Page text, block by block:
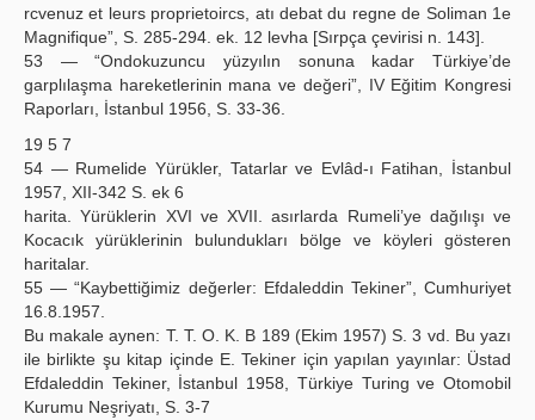
rcvenuz et leurs proprietoircs, atı debat du regne de Soliman 1e
Magnifique”, S. 285-294. ek. 12 levha [Sırpça çevirisi n. 143].
53 — “Ondokuzuncu yüzyılın sonuna kadar Türkiye’de
garplılaşma hareketlerinin mana ve değeri”, IV Eğitim Kongresi
Raporları, İstanbul 1956, S. 33-36.
19 5 7
54 — Rumelide Yürükler, Tatarlar ve Evlâd-ı Fatihan, İstanbul
1957, XII-342 S. ek 6
harita. Yürüklerin XVI ve XVII. asırlarda Rumeli’ye dağılışı ve
Kocacık yürüklerinin bulundukları bölge ve köyleri gösteren
haritalar.
55 — “Kaybettiğimiz değerler: Efdaleddin Tekiner”, Cumhuriyet
16.8.1957.
Bu makale aynen: T. T. O. K. B 189 (Ekim 1957) S. 3 vd. Bu yazı
ile birlikte şu kitap içinde E. Tekiner için yapılan yayınlar: Üstad
Efdaleddin Tekiner, İstanbul 1958, Türkiye Turing ve Otomobil
Kurumu Neşriyatı, S. 3-7